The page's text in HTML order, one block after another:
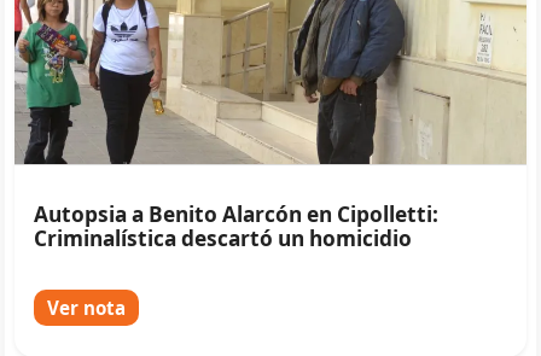
Autopsia a Benito Alarcón en Cipolletti:
Criminalística descartó un homicidio
Ver nota